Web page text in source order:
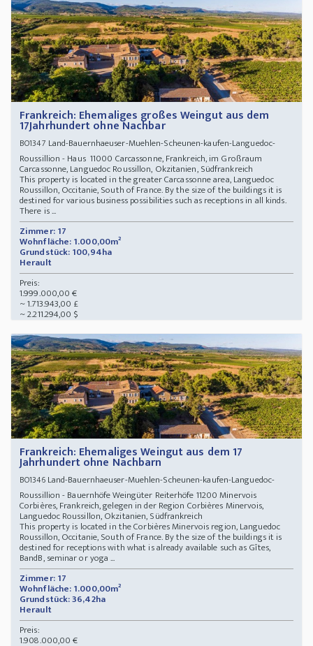
Frankreich: Ehemaliges großes Weingut aus dem
17Jahrhundert ohne Nachbar
BO1347 Land-Bauernhaeuser-Muehlen-Scheunen-kaufen-Languedoc-
Roussillion - Haus 11000 Carcassonne, Frankreich, im Großraum
Carcassonne, Languedoc Roussillon, Okzitanien, Südfrankreich
This property is located in the greater Carcassonne area, Languedoc
Roussillon, Occitanie, South of France. By the size of the buildings it is
destined for various business possibilities such as receptions in all kinds.
There is ...
Zimmer: 17
Wohnfläche: 1.000,00m²
Grundstück: 100,94ha
Herault
Preis:
1.999.000,00 €
~ 1.713.943,00 £
~ 2.211.294,00 $
Frankreich: Ehemaliges Weingut aus dem 17
Jahrhundert ohne Nachbarn
BO1346Land-Bauernhaeuser-Muehlen-Scheunen-kaufen-Languedoc-
Roussillion - Bauernhöfe Weingüter Reiterhöfe 11200 Minervois
Corbières, Frankreich, gelegen in der Region Corbières Minervois,
Languedoc Roussillon, Okzitanien, Südfrankreich
This property is located in the Corbières Minervois region, Languedoc
Roussillon, Occitanie, South of France. By the size of the buildings it is
destined for receptions with what is already available such as Gîtes,
BandB, seminar or yoga ...
Zimmer: 17
Wohnfläche: 1.000,00m²
Grundstück: 36,42ha
Herault
Preis:
1.908.000,00 €